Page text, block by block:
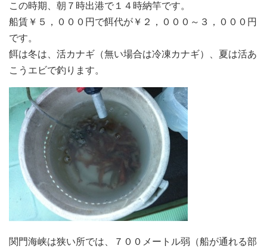
この時期、朝７時出港で１４時納竿です。
船賃￥５，０００円で餌代が￥２，０００～３，０００円
です。
餌は冬は、活カナギ（無い場合は冷凍カナギ）、夏は活あ
こうエビで釣ります。
関門海峡は狭い所では、７００メートル弱（船が通れる部